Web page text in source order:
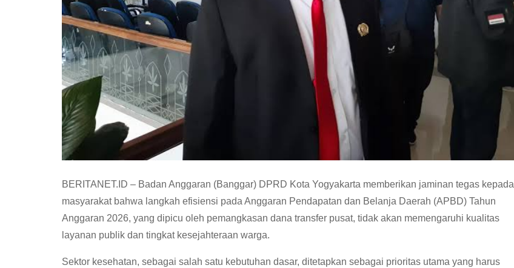
BERITANET.ID – Badan Anggaran (Banggar) DPRD Kota Yogyakarta memberikan jaminan tegas kepada
masyarakat bahwa langkah efisiensi pada Anggaran Pendapatan dan Belanja Daerah (APBD) Tahun
Anggaran 2026, yang dipicu oleh pemangkasan dana transfer pusat, tidak akan memengaruhi kualitas
layanan publik dan tingkat kesejahteraan warga.
Sektor kesehatan, sebagai salah satu kebutuhan dasar, ditetapkan sebagai prioritas utama yang harus